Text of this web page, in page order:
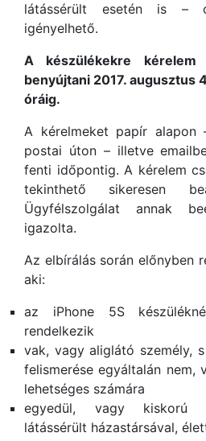
látássérült esetén is –
igényelhető.
A készülékekre
benyújtani 2017. augusztus
óráig.
A kérelmeket papír alapon
postai úton – illetve
fenti időpontig. A kérelem
tekinthető sikeresen
Ügyfélszolgálat annak
igazolta.
Az elbírálás során előnyben
aki:
az iPhone 5S
rendelkezik
vak, vagy aliglátó személy,
felismerése egyáltalán nem,
lehetséges számára
egyedül, vagy kiskorú
látássérült házastársával,